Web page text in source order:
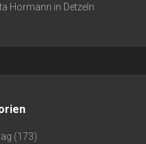
Hormann in Detzeln
(173)